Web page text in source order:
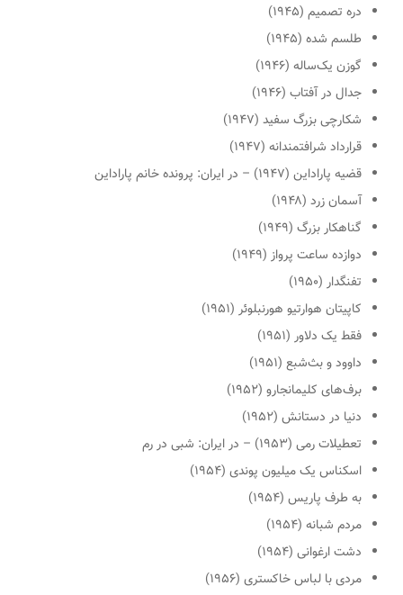
دره تصمیم (۱۹۴۵)
طلسم شده (۱۹۴۵)
گوزن یک‌ساله (۱۹۴۶)
جدال در آفتاب (۱۹۴۶)
شکارچی بزرگ سفید (۱۹۴۷)
قرارداد شرافتمندانه (۱۹۴۷)
قضیه پاراداین (۱۹۴۷) – در ایران: پرونده خانم پاراداین
آسمان زرد (۱۹۴۸)
گناهکار بزرگ (۱۹۴۹)
دوازده ساعت پرواز (۱۹۴۹)
تفنگدار (۱۹۵۰)
کاپیتان هوارتیو هورنبلوئر (۱۹۵۱)
فقط یک دلاور (۱۹۵۱)
داوود و بث‌شبع (۱۹۵۱)
برف‌های کلیمانجارو (۱۹۵۲)
دنیا در دستانش (۱۹۵۲)
تعطیلات رمی (۱۹۵۳) – در ایران: شبی در رم
اسکناس یک میلیون پوندی (۱۹۵۴)
به طرف پاریس (۱۹۵۴)
مردم شبانه (۱۹۵۴)
دشت ارغوانی (۱۹۵۴)
مردی با لباس خاکستری (۱۹۵۶)